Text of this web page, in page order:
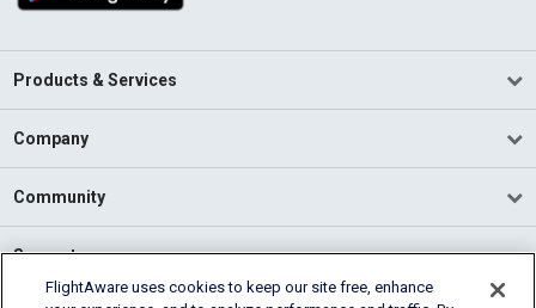
Products & Services
Company
Community
Support
FlightAware uses cookies to keep our site free, enhance